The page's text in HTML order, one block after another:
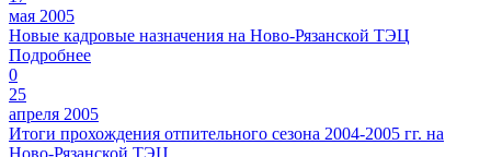
мая 2005
Новые кадровые назначения на Ново-Рязанской ТЭЦ
Подробнее
0
25
апреля 2005
Итоги прохождения отпительного сезона 2004-2005 гг. на
Ново-Рязанской ТЭЦ